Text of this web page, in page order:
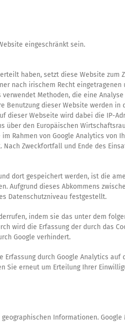
eingeschränkt sein.
haben, setzt diese Website
nach irischem Recht
verwendet Methoden, die eine
dieser Website werden in
dieser Webseite wird dabei die IP-
über den Europäischen
Rahmen von Google Analytics
Zweckfortfall und Ende des
dort gespeichert werden, ist die
Aufgrund dieses Abkommens
Datenschutzniveau festgestellt.
indem sie das unter dem
wird die Erfassung der durch das
Google verhindert.
Erfassung durch Google Analytics
Sie erneut um Erteilung Ihrer
Informationen.